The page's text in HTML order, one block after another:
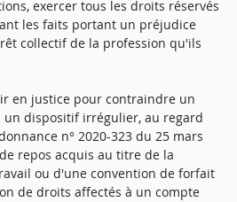
exercer tous les droits réservés
les faits portant un préjudice
collectif de la profession qu'ils
en justice pour contraindre un
dispositif irrégulier, au regard
n° 2020-323 du 25 mars
repos acquis au titre de la
ou d'une convention de forfait
de droits affectés à un compte